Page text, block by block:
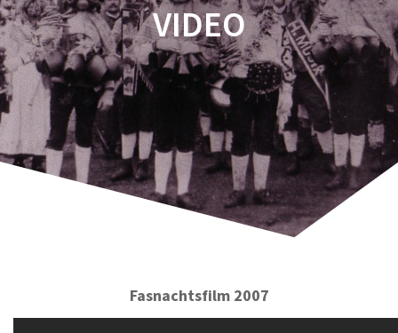
VIDEO
Fasnachtsfilm 2007